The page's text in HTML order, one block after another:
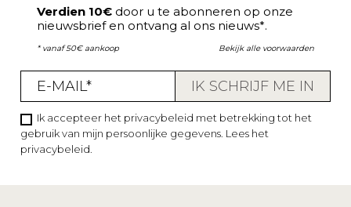
Verdien 10€ door u te abonneren op onze
nieuwsbrief en ontvang al ons nieuws*.
* vanaf 50€ aankoop Bekijk alle voorwaarden
Ik accepteer het privacybeleid met betrekking tot het
gebruik van mijn persoonlijke gegevens. Lees het
privacybeleid.